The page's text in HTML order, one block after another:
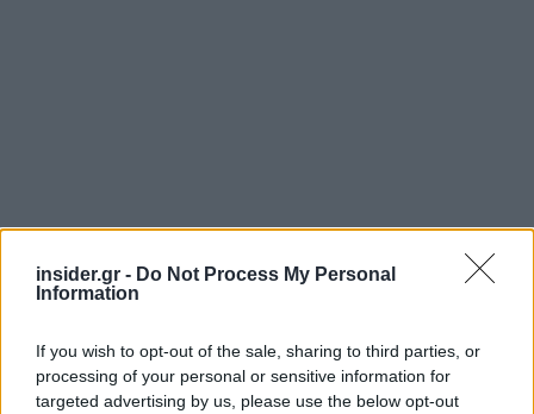
insider.gr - Do Not Process My Personal
Information
If you wish to opt-out of the sale, sharing to third parties, or
processing of your personal or sensitive information for
targeted advertising by us, please use the below opt-out